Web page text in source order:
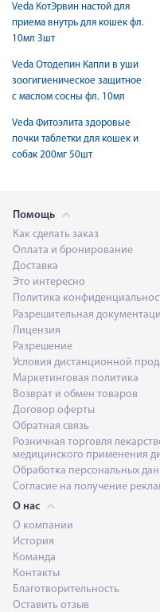
Veda КотЭрвин настой для
приема внутрь для кошек фл.
10мл 3шт
Veda Отодепин Капли в уши
зоогигиеническое защитное
с маслом сосны фл. 10мл
Veda Фитоэлита здоровые
почки таблетки для кошек и
собак 200мг 50шт
Помощь
Как сделать заказ
Оплата и бронирование
Доставка
Это интересно
Политика
Разрешительная
Лицензия
Разрешение
Условия дистанционной
Маркетинговая политика
Возврат и обмен товаров
Договор оферты
Обратная связь
Розничная торговля
медицинского применения
Обработка персональных
Согласие на получение
О нас
О компании
История
Команда
Контакты
Благотворительность
Оставить отзыв